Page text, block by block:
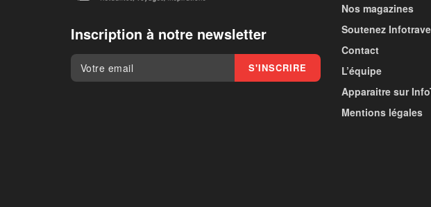
Inscription à notre newsletter
Nos magazines
Soutenez
Contact
L’équipe
Apparaitre sur
Mentions légales